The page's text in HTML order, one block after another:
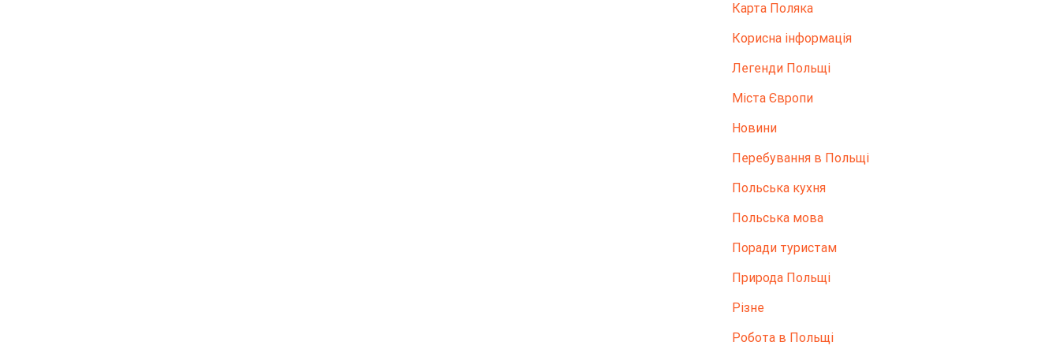
Карта Поляка
Корисна інформація
Легенди Польщі
Міста Європи
Новини
Перебування в Польщі
Польська кухня
Польська мова
Поради туристам
Природа Польщі
Різне
Робота в Польщі